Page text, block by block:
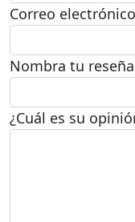
Correo electrónico
Nombra tu reseña
¿Cuál es su